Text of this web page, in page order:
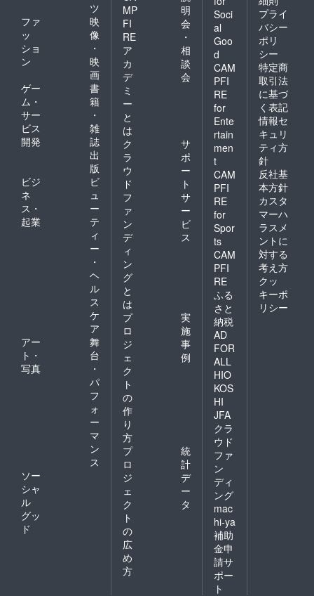
ツ
ファ
ッ
ショ
ン
映
像
・
映
画
ゲー
ム・
サー
ビス
開発
書
籍
・
雑
誌
出
版
ビジ
ネ
ス・
起業
ビ
ュ
ー
テ
ィ
ー
・
ヘ
ル
ス
ケ
ア
アー
ト・
写真
舞
台
・
パ
フ
ォ
ー
マ
ン
ス
ソー
シャ
ル
グッ
ド
MP
FI
RE
ア
カ
デ
ミ
ー
と
は
明
会
・
相
談
会
ク
ラ
ウ
ド
フ
ァ
ン
デ
ィ
ン
グ
と
は
サ
ポ
ー
ト
サ
ー
ビ
ス
プ
ロ
ジ
ェ
ク
ト
の
作
り
方
実
施
事
例
プ
ロ
ジ
ェ
ク
ト
の
広
め
方
統
計
デ
ー
タ
Soci
al
Goo
d
CAM
PFI
RE
for
Ente
rtain
men
t
CAM
PFI
RE
for
Spor
ts
CAM
PFI
RE
ふる
さと
納税
AD
FOR
ALL
HIO
KOS
HI
JFA
クラ
ウド
ファ
ン
ディ
ング
mac
hi-ya
補助
金申
請サ
ポー
ト
プライ
バシー
ポリ
シー
特定商
取引法
に基づ
く表記
情報セ
キュリ
ティ方
針
反社基
本方針
カスタ
マーハ
ラスメ
ントに
対する
考え方
クッ
キーポ
リシー